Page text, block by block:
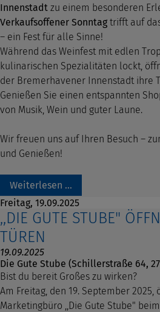
Innenstadt zu einem besonderen
Verkaufsoffener Sonntag trifft auf
– ein Fest für alle Sinne!
Während das Weinfest mit edlen
kulinarischen Spezialitäten lockt,
der Bremerhavener Innenstadt ihre
Genießen Sie einen entspannten
von Musik, Wein und guter Laune.
Wir freuen uns auf Ihren Besuch –
und Genießen!
Weiterlesen …
Freitag, 19.09.2025
,,DIE GUTE STUBE"
TÜREN
19.09.2025
Die Gute Stube (Schillerstraße 64,
Bist du bereit Großes zu wirken?
Am Freitag, den 19. September 2025,
Marketingbüro ,,Die Gute Stube" beim